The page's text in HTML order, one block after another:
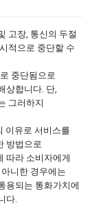
고장, 통신의 두절
적으로 중단할 수
중단됨으로
상합니다. 단,
그러하지
이유로 서비스를
방법으로
따라 소비자에게
니한 경우에는
용되는 통화가치에
다.